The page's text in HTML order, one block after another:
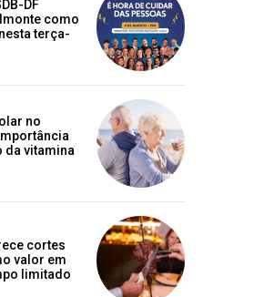
DF
como
terça-
no
da vitamina
cortes
valor em
limitado